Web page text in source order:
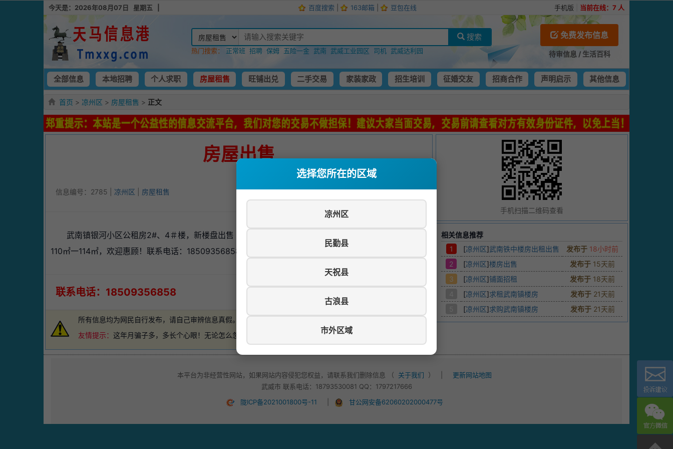
今天是：2026年08月07日 星期五 | 百度搜索 163邮箱 豆包在线 手机版 当前在线： 7 人
搜索
热门搜索： 正常班 招聘 保姆 五险一金 武南 武威工业园区 司机 武威达利园
免费发布信息
待审信息 / 生活百科
选择您所在的区域
凉州区
民勤县
天祝县
古浪县
市外区域
全部信息 本地招聘 个人求职 房屋租售 旺铺出兑 二手交易 家装家政 招生培训 征婚交友 招商合作 声明启示 其他信息
首页 > 凉州区 > 房屋租售 > 正文
房屋出售
信息编号：2785 | 凉州区 房屋租售 发布时间：2026-04-16 00:22:10
武南镇银河小区公租房2#、4＃楼，新楼盘出售（毛坯），三室两厅一卫一厨，南北通透，建筑面积约
110㎡一114㎡，欢迎惠顾！联系电话：18509356858。
联系电话：18509356858
所有信息均为网民自行发布，请自己审辨信息真假。 如有损失，本站概不负责
友情提示： 这年月骗子多，多长个心眼！无论怎么忽悠，不要轻易付款！
手机扫描二维码查看
相关信息推荐
1
[凉州区]武南铁中楼房出租出售 发布于 18小时前
2
[凉州区]楼房出售 发布于 15天前
3
[凉州区]铺面招租 发布于 18天前
[凉州区]求租武南镇楼房 发布于 21天前
[凉州区]求购武南镇楼房 发布于 21天前
本平台为非经营性网站，如果网站内容侵犯您权益，请联系我们删除信息 （ 关于我们 ）
更新网站地图
武威市 联系电话：18793530081 QQ：1797217666
陇ICP备2021001800号-11
甘公网安备62060202000477号